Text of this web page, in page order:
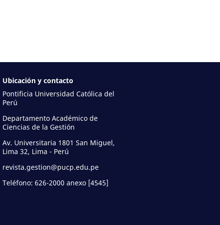
Ubicación y contacto
Pontificia Universidad Católica del
Perú
Departamento Académico de
Ciencias de la Gestión
Av. Universitaria 1801 San Miguel,
Lima 32, Lima - Perú
revista.gestion@pucp.edu.pe
Teléfono: 626-2000 anexo [4545]